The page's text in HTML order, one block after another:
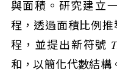
與面積。研究建立
程，透過面積比例
程，並提出新符號
和，以簡化代數結構